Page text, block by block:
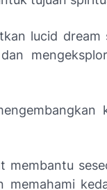
lucid dream
membantu